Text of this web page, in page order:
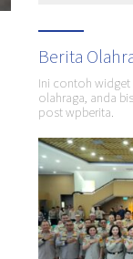
Berita
Ini contoh widget
olahraga, anda
post wpberita.